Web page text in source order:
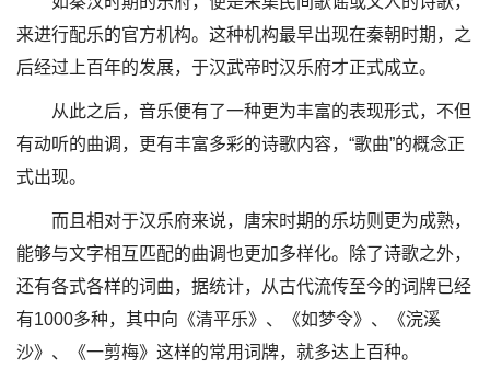
来进行配乐的官方机构。这种机构最早出现在秦朝时期，之
后经过上百年的发展，于汉武帝时汉乐府才正式成立。
从此之后，音乐便有了一种更为丰富的表现形式，不但
有动听的曲调，更有丰富多彩的诗歌内容，“歌曲”的概念正
式出现。
而且相对于汉乐府来说，唐宋时期的乐坊则更为成熟，
能够与文字相互匹配的曲调也更加多样化。除了诗歌之外，
还有各式各样的词曲，据统计，从古代流传至今的词牌已经
有1000多种，其中向《清平乐》、《如梦令》、《浣溪
沙》、《一剪梅》这样的常用词牌，就多达上百种。